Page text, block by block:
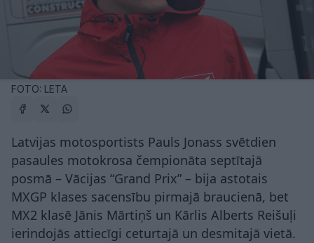
FOTO: LETA
Latvijas motosportists Pauls Jonass svētdien
pasaules motokrosa čempionāta septītajā
posmā – Vācijas “Grand Prix” – bija astotais
MXGP klases sacensību pirmajā braucienā, bet
MX2 klasē Jānis Mārtiņš un Kārlis Alberts Reišuļi
ierindojās attiecīgi ceturtajā un desmitajā vietā.